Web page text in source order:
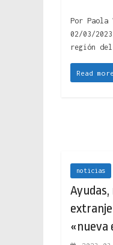
Por Paola
02/03/
región
Read more
noticias
«nueva